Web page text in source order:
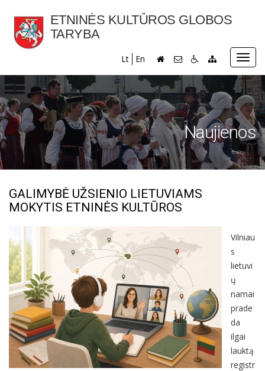
ETNINĖS KULTŪROS GLOBOS
TARYBA
Lt En
Naujienos
GALIMYBĖ UŽSIENIO LIETUVIAMS
MOKYTIS ETNINĖS KULTŪROS
Vilniau
s
lietuvi
ų
namai
prade
da
ilgai
lauktą
registr